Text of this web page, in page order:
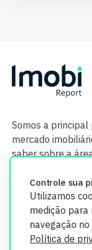
Controle sua
Utilizamos
medição para
navegação
Política de
Somos a
mercado
saber sobre a